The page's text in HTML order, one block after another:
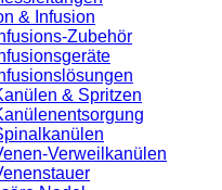
& Infusion
Zubehör
& Spritzen
Verweilkanülen